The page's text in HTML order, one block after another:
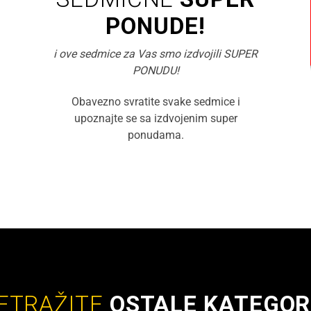
PONUDE!
i ove sedmice za Vas smo izdvojili SUPER
PONUDU!
Obavezno svratite svake sedmice i
upoznajte se sa izdvojenim super
ponudama.
OSTALE